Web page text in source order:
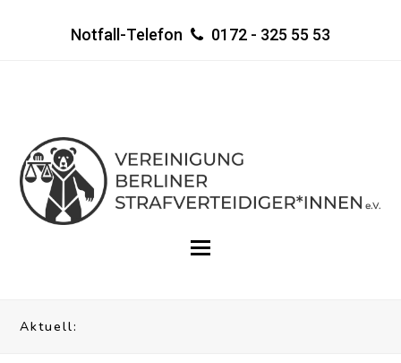
Notfall-Telefon 0172 - 325 55 53
Aktuell: